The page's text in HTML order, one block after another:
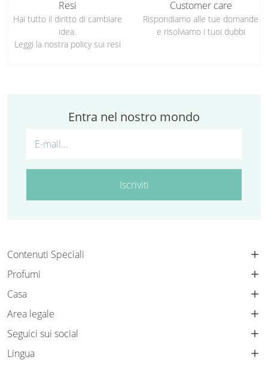
Resi
Hai tutto il diritto di cambiare
idea.
Leggi la nostra policy sui resi
Customer care
Rispondiamo alle tue domande
e risolviamo i tuoi dubbi
Entra nel nostro mondo
Iscriviti
Contenuti Speciali
Profumi
Casa
Area legale
Seguici sui social
Lingua